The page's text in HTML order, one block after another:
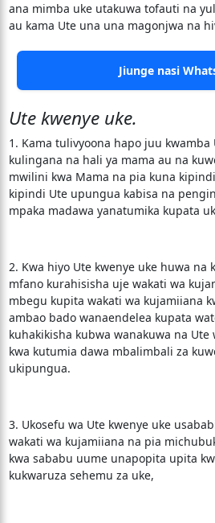
ana mimba uke utakuwa tofauti na
au kama Ute una una magonjwa na
Jiunge nasi
Ute kwenye uke.
1. Kama tulivyoona hapo juu
kulingana na hali ya mama au na
mwilini kwa Mama na pia kuna
kipindi Ute upungua kabisa na
mpaka madawa yanatumika kupata
2. Kwa hiyo Ute kwenye uke huwa na
mfano kurahisisha uje wakati wa
mbegu kupita wakati wa kujamiiana
ambao bado wanaendelea kupata
kuhakikisha kubwa wanakuwa na Ute
kwa kutumia dawa mbalimbali za
ukipungua.
3. Ukosefu wa Ute kwenye uke
wakati wa kujamiiana na pia
kwa sababu uume unapopita upita
kukwaruza sehemu za uke,